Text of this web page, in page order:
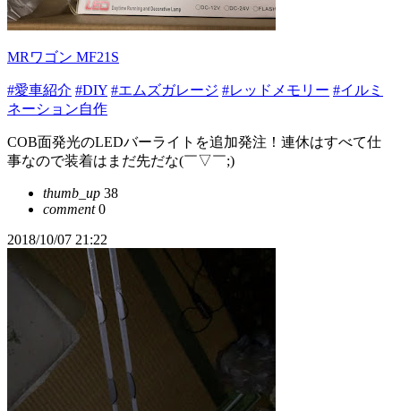
MRワゴン MF21S
#愛車紹介 #DIY #エムズガレージ #レッドメモリー #イルミ
ネーション自作
COB面発光のLEDバーライトを追加発注！連休はすべて仕
事なので装着はまだ先だな(￣▽￣;)
thumb_up 38
comment0
2018/10/07 21:22